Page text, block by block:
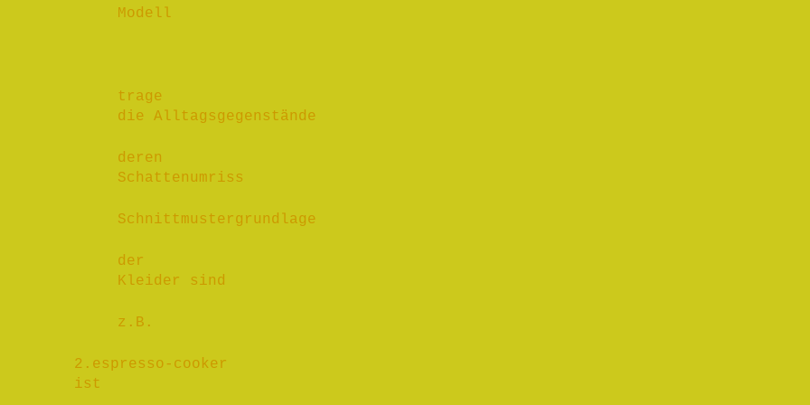
Modell
trage
die Alltagsgegenstände
deren
Schattenumriss
Schnittmustergrundlage
der
Kleider sind
z.B.
2.espresso-cooker
ist